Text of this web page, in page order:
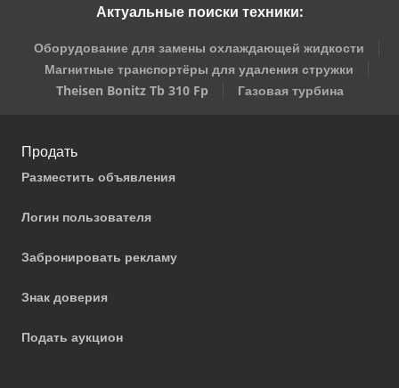
Актуальные поиски техники:
Оборудование для замены охлаждающей жидкости
Магнитные транспортёры для удаления стружки
Theisen Bonitz Tb 310 Fp
Газовая турбина
Продать
Разместить объявления
Логин пользователя
Забронировать рекламу
Знак доверия
Подать аукцион